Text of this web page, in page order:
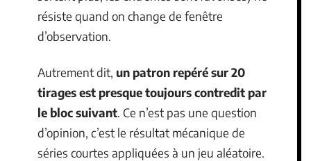
résiste quand on change de fenêtre
d’observation.
Autrement dit, un patron repéré sur 20
tirages est presque toujours contredit par
le bloc suivant. Ce n’est pas une question
d’opinion, c’est le résultat mécanique de
séries courtes appliquées à un jeu aléatoire.